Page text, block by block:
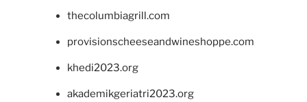
thecolumbiagrill.com
provisionscheeseandwineshoppe.com
khedi2023.org
akademikgeriatri2023.org